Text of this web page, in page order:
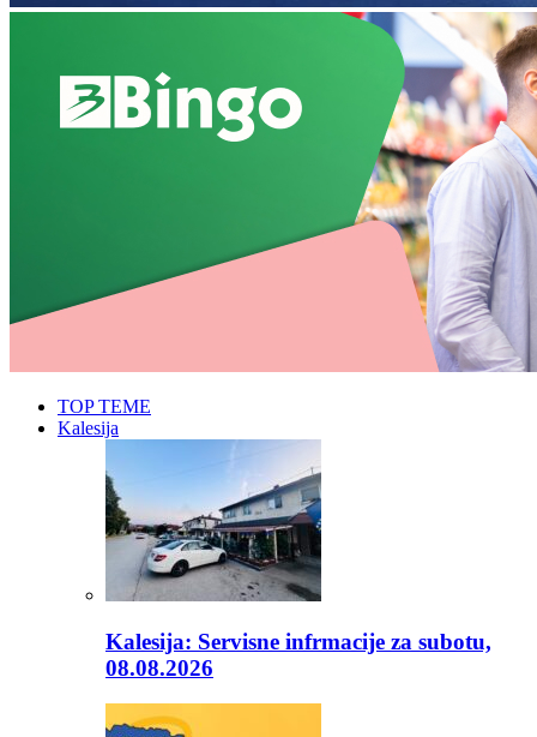
TOP TEME
Kalesija
Kalesija: Servisne infrmacije za subotu,
08.08.2026